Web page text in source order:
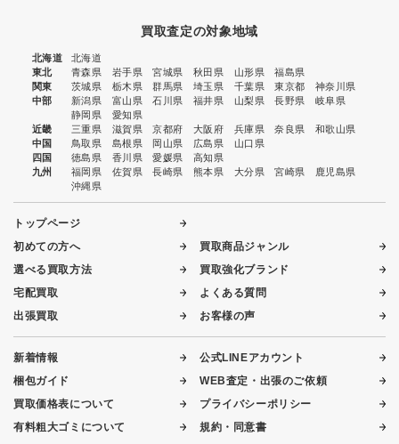
買取査定の対象地域
北海道
北海道
東北
青森県 岩手県 宮城県 秋田県 山形県
福島県
関東
茨城県 栃木県 群馬県 埼玉県 千葉県 東京都
神奈川県
中部
新潟県 富山県 石川県 福井県 山梨県 長野県
岐阜県
静岡県
愛知県
近畿
三重県 滋賀県 京都府 大阪府 兵庫県 奈良県
和歌山県
中国
鳥取県 島根県 岡山県 広島県
山口県
四国
徳島県 香川県 愛媛県
高知県
九州
福岡県 佐賀県 長崎県 熊本県 大分県 宮崎県
鹿児島県
沖縄県
トップページ
初めての方へ
選べる買取方法
宅配買取
出張買取
買取商品ジャンル
買取強化ブランド
よくある質問
お客様の声
新着情報
梱包ガイド
買取価格表について
有料粗大ゴミについて
公式LINEアカウント
WEB査定・出張のご依頼
プライバシーポリシー
規約・同意書